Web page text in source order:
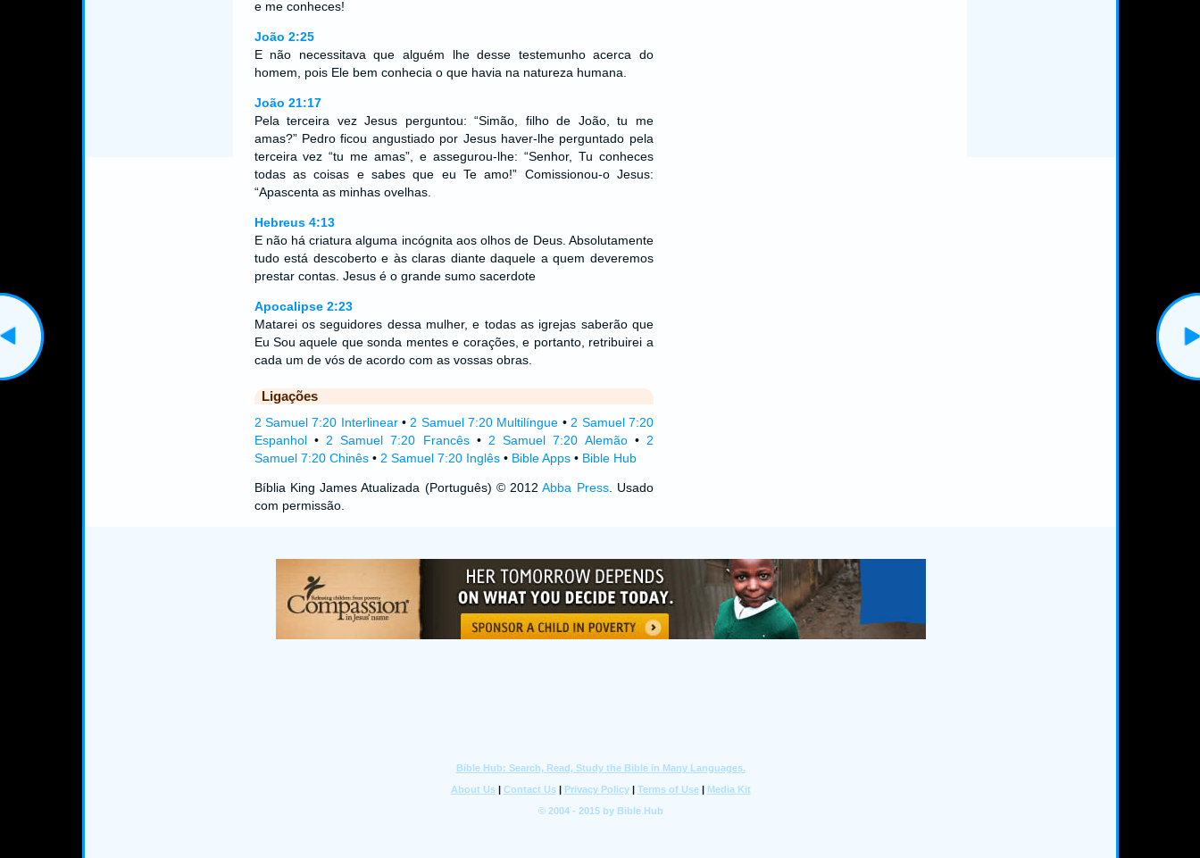
e me conheces!
João 2:25
E não necessitava que alguém lhe desse testemunho acerca do
homem, pois Ele bem conhecia o que havia na natureza humana.
João 21:17
Pela terceira vez Jesus perguntou: “Simão, filho de João, tu me
amas?” Pedro ficou angustiado por Jesus haver-lhe perguntado pela
terceira vez “tu me amas”, e assegurou-lhe: “Senhor, Tu conheces
todas as coisas e sabes que eu Te amo!” Comissionou-o Jesus:
“Apascenta as minhas ovelhas.
Hebreus 4:13
E não há criatura alguma incógnita aos olhos de Deus. Absolutamente
tudo está descoberto e às claras diante daquele a quem deveremos
prestar contas. Jesus é o grande sumo sacerdote
Apocalipse 2:23
Matarei os seguidores dessa mulher, e todas as igrejas saberão que
Eu Sou aquele que sonda mentes e corações, e portanto, retribuirei a
cada um de vós de acordo com as vossas obras.
Ligações
2 Samuel 7:20 Interlinear• 2 Samuel 7:20 Multilíngue • 2 Samuel 7:20
Espanhol• 2 Samuel 7:20 Francês• 2 Samuel 7:20 Alemão• 2
Samuel 7:20 Chinês• 2 Samuel 7:20 Inglês• Bible Apps• Bible Hub
Bíblia King James Atualizada (Português) © 2012Abba Press. Usado
com permissão.